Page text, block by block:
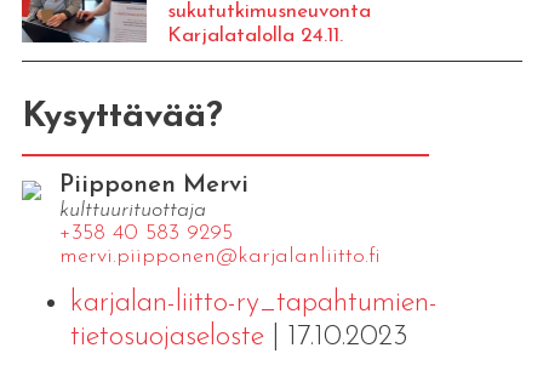
sukututkimusneuvonta
Karjalatalolla 24.11.
Kysyttävää?
Piipponen Mervi
kulttuurituottaja
+358 40 583 9295
mervi.​piipponen@​kar​jala​nlii​tto.​fi
karjalan-liitto-ry_tapahtumien-
tietosuojaseloste| 17.10.2023